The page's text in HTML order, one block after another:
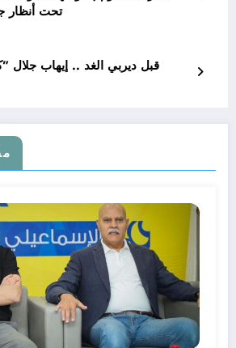
تحت أنظار
قبل ديربي الغد .. إيهاب جلال